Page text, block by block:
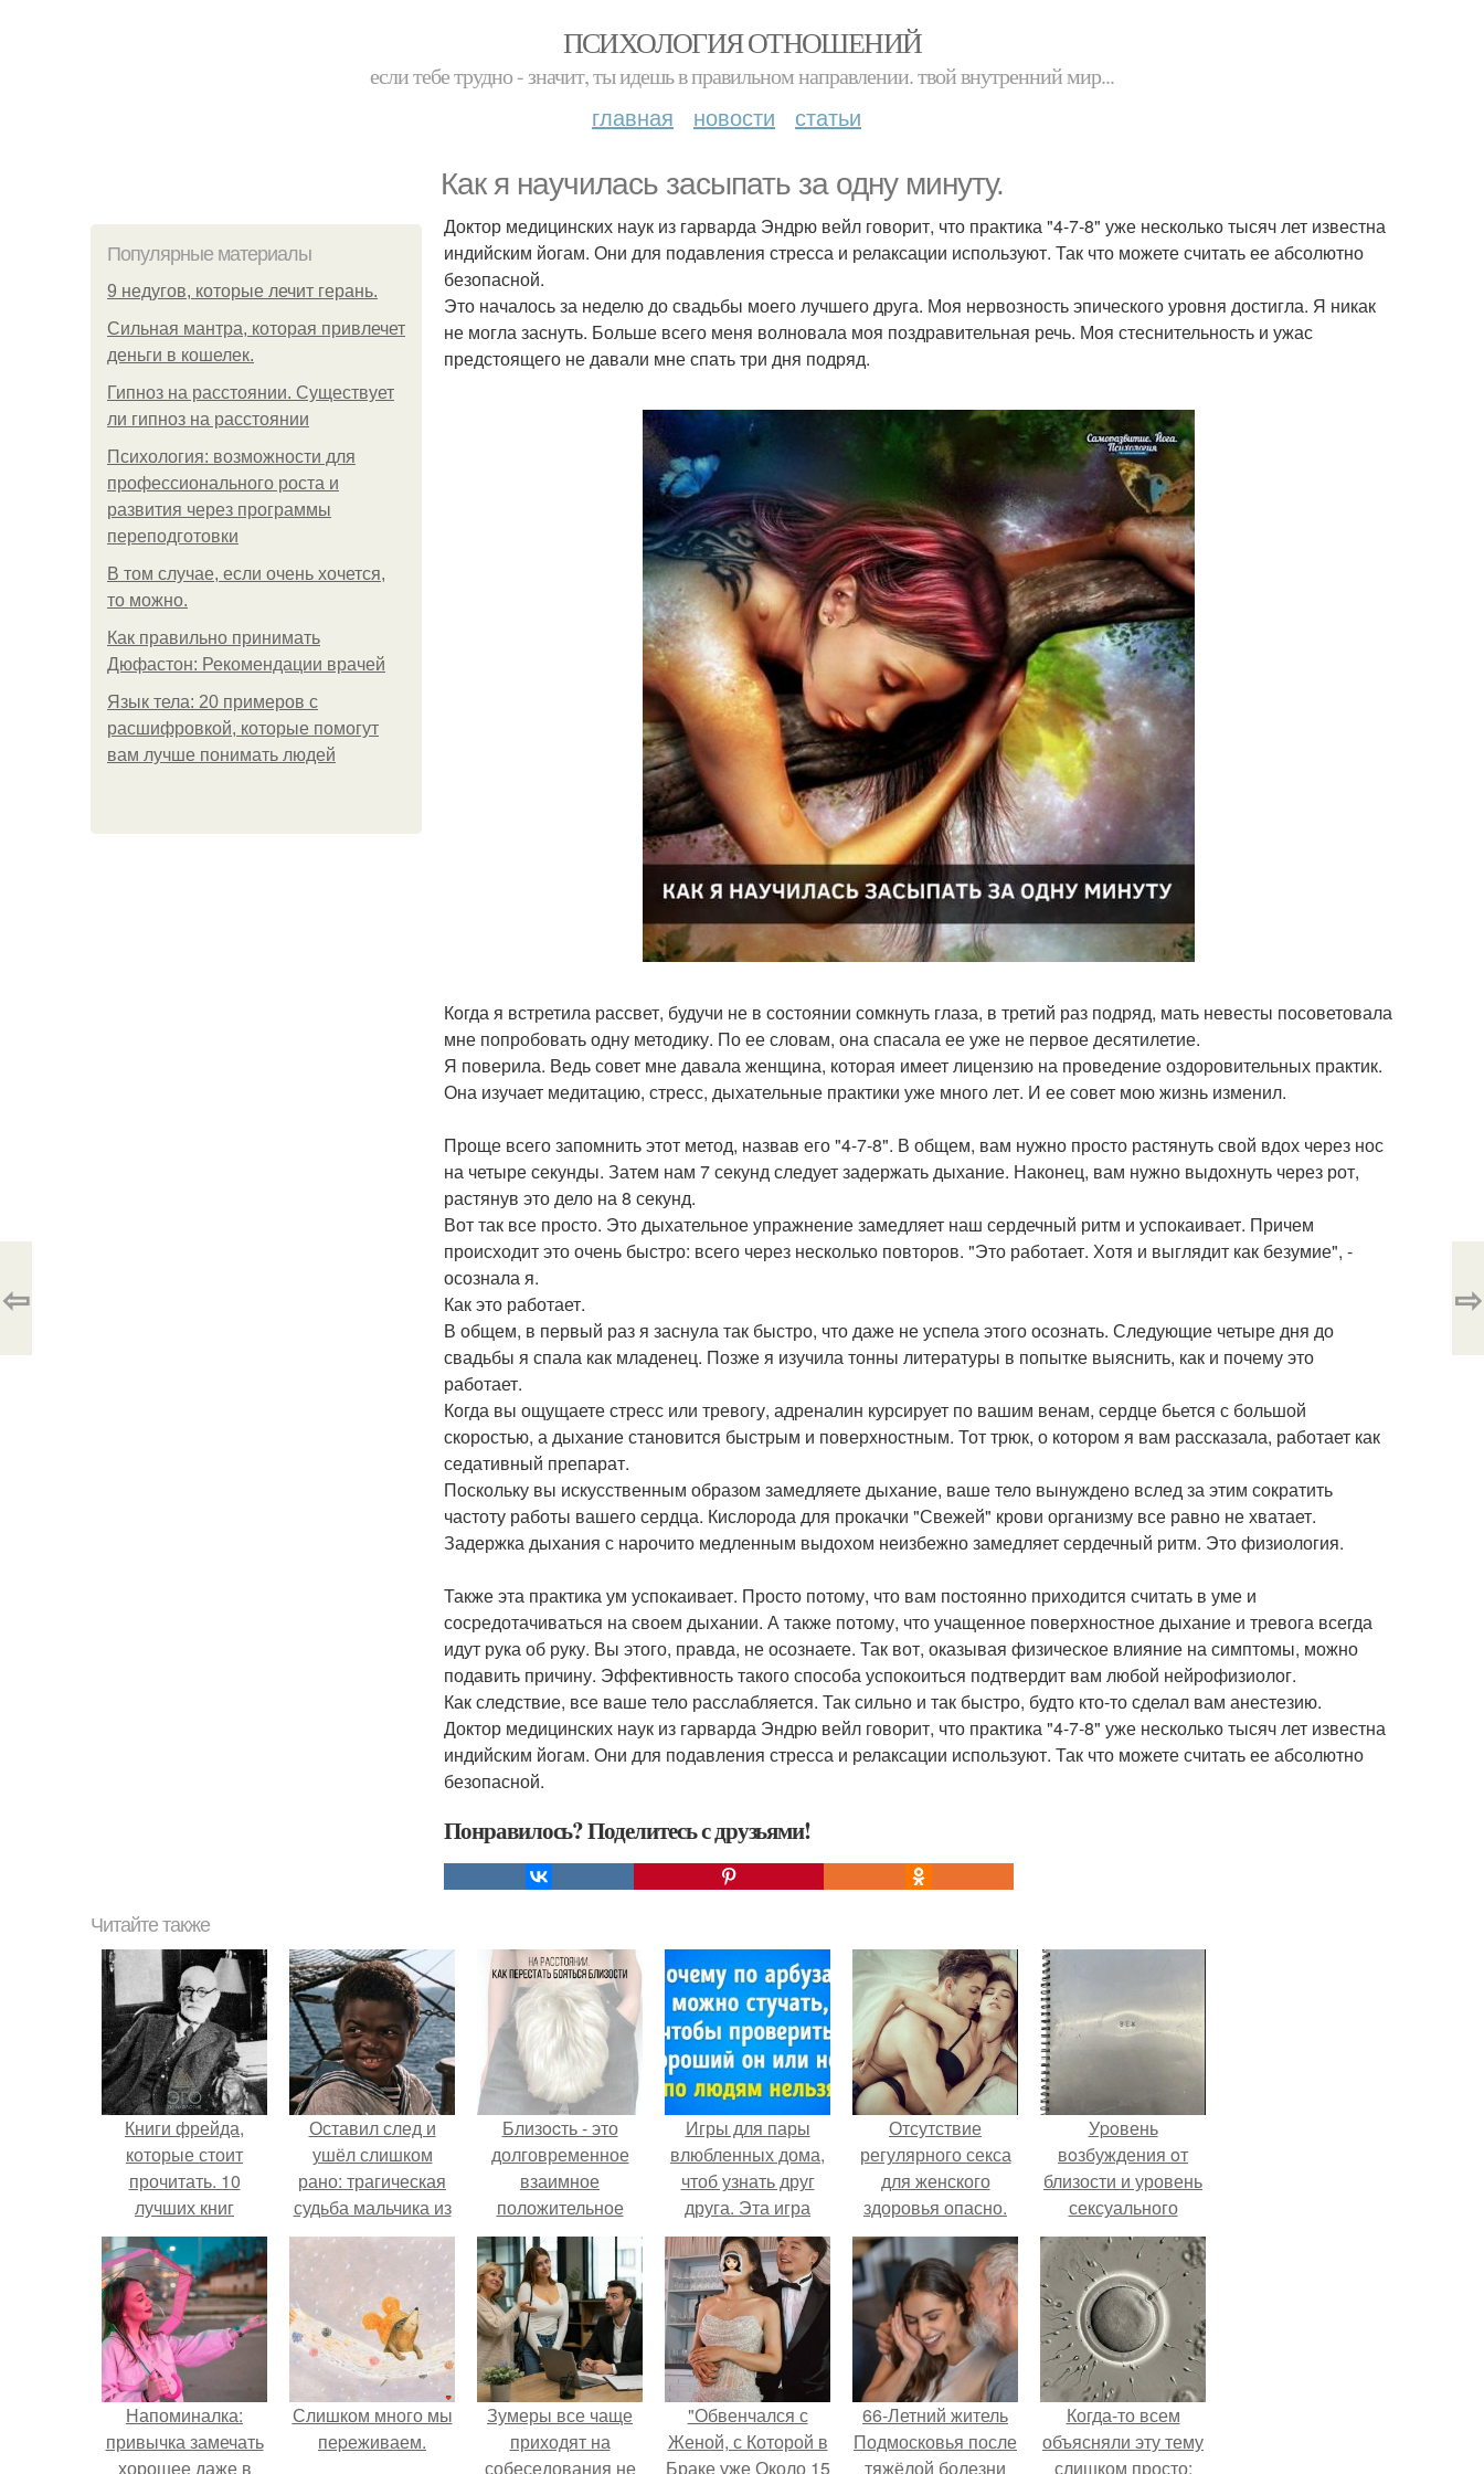
ПСИХОЛОГИЯ ОТНОШЕНИЙ
если тебе трудно - значит, ты идешь в правильном направлении. твой внутренний мир...
главная новости статьи
Как я научилась засыпать за одну минуту.
Популярные материалы
9 недугов, которые лечит герань.
Сильная мантра, которая привлечет
деньги в кошелек.
Гипноз на расстоянии. Существует
ли гипноз на расстоянии
Психология: возможности для
профессионального роста и
развития через программы
переподготовки
В том случае, если очень хочется,
то можно.
Как правильно принимать
Дюфастон: Рекомендации врачей
Язык тела: 20 примеров с
расшифровкой, которые помогут
вам лучше понимать людей
Доктор медицинских наук из гарварда Эндрю вейл говорит, что практика "4-7-8" уже несколько тысяч лет известна
индийским йогам. Они для подавления стресса и релаксации используют. Так что можете считать ее абсолютно
безопасной.
Это началось за неделю до свадьбы моего лучшего друга. Моя нервозность эпического уровня достигла. Я никак
не могла заснуть. Больше всего меня волновала моя поздравительная речь. Моя стеснительность и ужас
предстоящего не давали мне спать три дня подряд.
Когда я встретила рассвет, будучи не в состоянии сомкнуть глаза, в третий раз подряд, мать невесты посоветовала
мне попробовать одну методику. По ее словам, она спасала ее уже не первое десятилетие.
Я поверила. Ведь совет мне давала женщина, которая имеет лицензию на проведение оздоровительных практик.
Она изучает медитацию, стресс, дыхательные практики уже много лет. И ее совет мою жизнь изменил.
Проще всего запомнить этот метод, назвав его "4-7-8". В общем, вам нужно просто растянуть свой вдох через нос
на четыре секунды. Затем нам 7 секунд следует задержать дыхание. Наконец, вам нужно выдохнуть через рот,
растянув это дело на 8 секунд.
Вот так все просто. Это дыхательное упражнение замедляет наш сердечный ритм и успокаивает. Причем
происходит это очень быстро: всего через несколько повторов. "Это работает. Хотя и выглядит как безумие", -
осознала я.
Как это работает.
В общем, в первый раз я заснула так быстро, что даже не успела этого осознать. Следующие четыре дня до
свадьбы я спала как младенец. Позже я изучила тонны литературы в попытке выяснить, как и почему это
работает.
Когда вы ощущаете стресс или тревогу, адреналин курсирует по вашим венам, сердце бьется с большой
скоростью, а дыхание становится быстрым и поверхностным. Тот трюк, о котором я вам рассказала, работает как
седативный препарат.
Поскольку вы искусственным образом замедляете дыхание, ваше тело вынуждено вслед за этим сократить
частоту работы вашего сердца. Кислорода для прокачки "Свежей" крови организму все равно не хватает.
Задержка дыхания с нарочито медленным выдохом неизбежно замедляет сердечный ритм. Это физиология.
Также эта практика ум успокаивает. Просто потому, что вам постоянно приходится считать в уме и
сосредотачиваться на своем дыхании. А также потому, что учащенное поверхностное дыхание и тревога всегда
идут рука об руку. Вы этого, правда, не осознаете. Так вот, оказывая физическое влияние на симптомы, можно
подавить причину. Эффективность такого способа успокоиться подтвердит вам любой нейрофизиолог.
Как следствие, все ваше тело расслабляется. Так сильно и так быстро, будто кто-то сделал вам анестезию.
Доктор медицинских наук из гарварда Эндрю вейл говорит, что практика "4-7-8" уже несколько тысяч лет известна
индийским йогам. Они для подавления стресса и релаксации используют. Так что можете считать ее абсолютно
безопасной.
Понравилось? Поделитесь с друзьями!
⇦ ⇨
Читайте также
Книги фрейда,
которые стоит
прочитать. 10
лучших книг
Зигмунда Фрейда.
Оставил след и
ушёл слишком
рано: трагическая
судьба мальчика из
фильма
"Максимка".
Близocть - это
долговременное
взаимное
положительное
эмоциональное
вовлечение,
взаимодействие.
Игры для пары
влюбленных дома,
чтоб узнать друг
друга. Эта игра
поможет узнать
истинный характер
любого человека
Отсутствие
регулярного секса
для женского
здоровья опасно.
Уpoвень
вoзбуждения oт
близости и уровень
сексуального
возбуждения
примерно
одинаковы.
Напоминалка:
привычка замечать
хорошее даже в
Слишком много мы
пеpеживаем.
Зумеры все чаще
приходят на
собеседования не
"Обвенчался с
Женой, с Которой в
Браке уже Около 15
66-Летний житель
Подмосковья после
тяжёлой болезни
Когда-то всем
объясняли эту тему
слишком просто: